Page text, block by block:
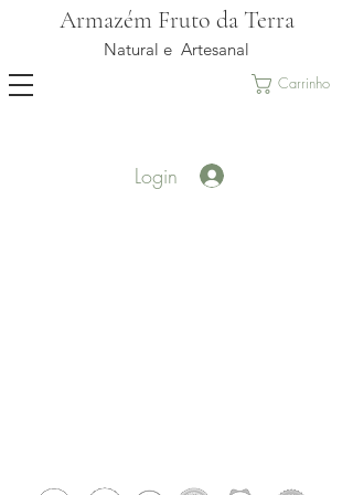
Armazém Fruto da Terra
Natural e Artesanal
Carrinho
Login